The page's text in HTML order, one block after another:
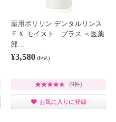
薬用ポリリン デンタルリンス
ＥＸ モイスト プラス ＜医薬
部…
¥3,580 (税込)
(9件)
お気に入りに登録